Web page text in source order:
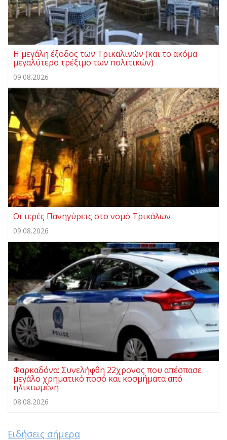
Η μεγάλη έξοδος των Τρικαλινών (και το ακόμα
μεγαλύτερο τρέξιμο των πολιτικών)
09.08.2026
Οι ιερές Πανηγύρεις στο νομό Τρικάλων
09.08.2026
Φαρκαδόνα: Συνελήφθη 22χρονος που απέσπασε
μεγάλο χρηματικό ποσό και κοσμήματα από
ηλικιωμένη
08.08.2026
Ειδήσεις σήμερα